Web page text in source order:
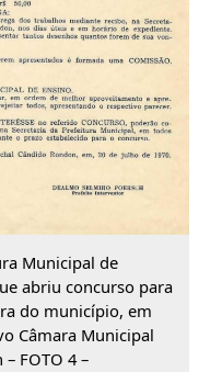
Municipal de
abriu concurso para
do município, em
Câmara Municipal
FOTO 4 –